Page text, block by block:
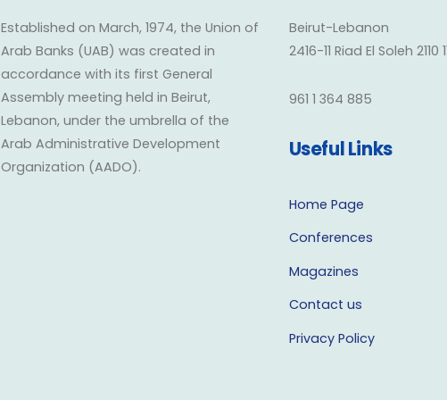
Established on March, 1974, the Union of
Arab Banks (UAB) was created in
accordance with its first General
Assembly meeting held in Beirut,
Lebanon, under the umbrella of the
Arab Administrative Development
Organization (AADO).
Beirut-Lebanon
2416-11 Riad El Soleh 2110
961 1 364 885
Useful Links
Home Page
Conferences
Magazines
Contact us
Privacy Policy